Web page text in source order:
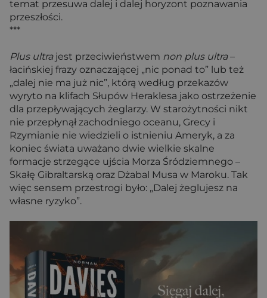
temat przesuwa dalej i dalej horyzont poznawania
przeszłości.
***
Plus ultrajest przeciwieństwem non plus ultra–
łacińskiej frazy oznaczającej „nic ponad to” lub też
„dalej nie ma już nic”, którą według przekazów
wyryto na klifach Słupów Heraklesa jako ostrzeżenie
dla przepływających żeglarzy. W starożytności nikt
nie przepłynął zachodniego oceanu, Grecy i
Rzymianie nie wiedzieli o istnieniu Ameryk, a za
koniec świata uważano dwie wielkie skalne
formacje strzegące ujścia Morza Śródziemnego –
Skałę Gibraltarską oraz Dżabal Musa w Maroku. Tak
więc sensem przestrogi było: „Dalej żeglujesz na
własne ryzyko”.